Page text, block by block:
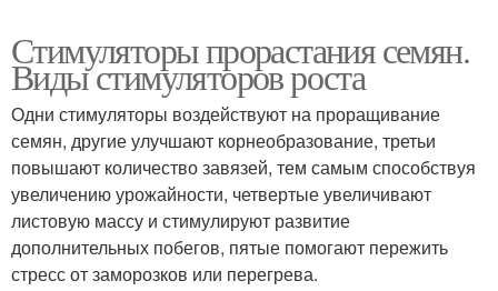
Стимуляторы прорастания семян.
Виды стимуляторов роста
Одни стимуляторы воздействуют на проращивание
семян, другие улучшают корнеобразование, третьи
повышают количество завязей, тем самым способствуя
увеличению урожайности, четвертые увеличивают
листовую массу и стимулируют развитие
дополнительных побегов, пятые помогают пережить
стресс от заморозков или перегрева.